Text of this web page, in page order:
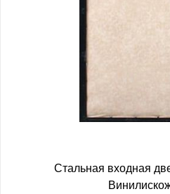
Стальная входная